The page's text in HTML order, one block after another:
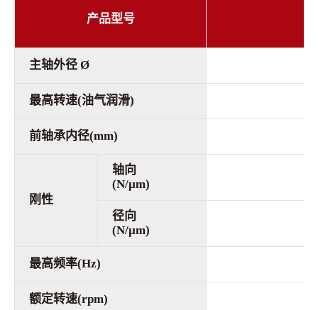
产品型号
主轴外径 Ø
最高转速(油气润滑)
前轴承内径(mm)
刚性
轴向
(N/µm)
径向
(N/µm)
最高频率(Hz)
额定转速(rpm)